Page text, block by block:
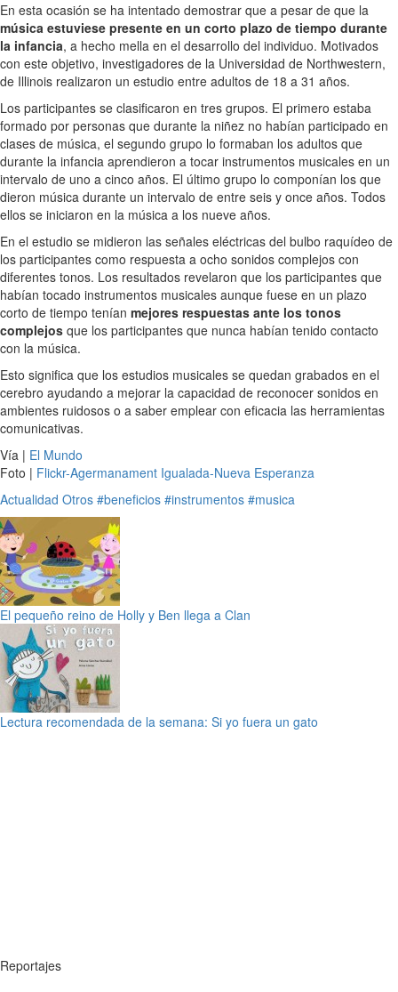
En esta ocasión se ha intentado demostrar que a pesar de que la
música estuviese presente en un corto plazo de tiempo durante
la infancia, a hecho mella en el desarrollo del individuo. Motivados
con este objetivo, investigadores de la Universidad de Northwestern,
de Illinois realizaron un estudio entre adultos de 18 a 31 años.
Los participantes se clasificaron en tres grupos. El primero estaba
formado por personas que durante la niñez no habían participado en
clases de música, el segundo grupo lo formaban los adultos que
durante la infancia aprendieron a tocar instrumentos musicales en un
intervalo de uno a cinco años. El último grupo lo componían los que
dieron música durante un intervalo de entre seis y once años. Todos
ellos se iniciaron en la música a los nueve años.
En el estudio se midieron las señales eléctricas del bulbo raquídeo de
los participantes como respuesta a ocho sonidos complejos con
diferentes tonos. Los resultados revelaron que los participantes que
habían tocado instrumentos musicales aunque fuese en un plazo
corto de tiempo tenían mejores respuestas ante los tonos
complejos que los participantes que nunca habían tenido contacto
con la música.
Esto significa que los estudios musicales se quedan grabados en el
cerebro ayudando a mejorar la capacidad de reconocer sonidos en
ambientes ruidosos o a saber emplear con eficacia las herramientas
comunicativas.
Vía | El Mundo
Foto | Flickr-Agermanament Igualada-Nueva Esperanza
Actualidad Otros #beneficios #instrumentos #musica
El pequeño reino de Holly y Ben llega a Clan
Lectura recomendada de la semana: Si yo fuera un gato
Reportajes